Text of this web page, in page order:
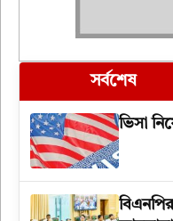
সর্বশেষ
ভিসা
বিএনপির